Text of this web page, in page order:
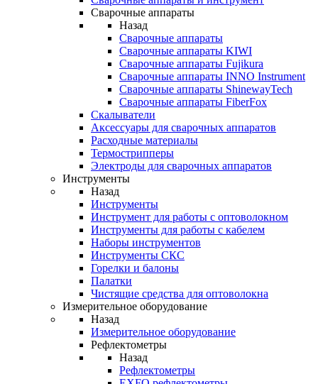
Сварочные аппараты
Назад
Сварочные аппараты
Сварочные аппараты KIWI
Сварочные аппараты Fujikura
Сварочные аппараты INNO Instrument
Сварочные аппараты ShinewayTech
Cварочные аппараты FiberFox
Скалыватели
Аксессуары для сварочных аппаратов
Расходные материалы
Термострипперы
Электроды для сварочных аппаратов
Инструменты
Назад
Инструменты
Инструмент для работы с оптоволокном
Инструменты для работы с кабелем
Наборы инструментов
Инструменты СКС
Горелки и балоны
Палатки
Чистящие средства для оптоволокна
Измерительное оборудование
Назад
Измерительное оборудование
Рефлектометры
Назад
Рефлектометры